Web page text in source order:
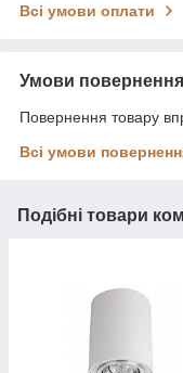
Всі умови оплати
Умови повернення
Повернення товару
Всі умови
Подібні товари